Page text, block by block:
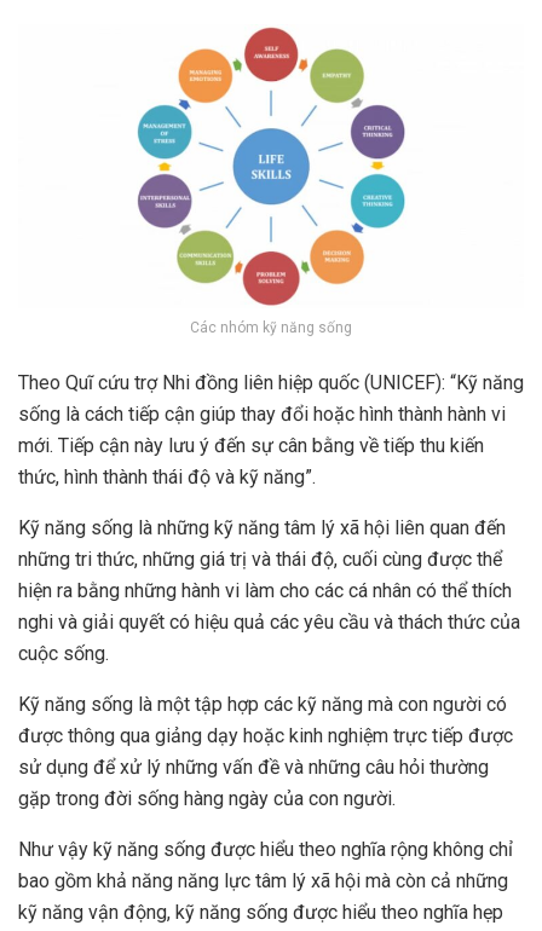
Các nhóm kỹ năng sống
Theo Quĩ cứu trợ Nhi đồng liên hiệp quốc (UNICEF): “Kỹ năng
sống là cách tiếp cận giúp thay đổi hoặc hình thành hành vi
mới. Tiếp cận này lưu ý đến sự cân bằng về tiếp thu kiến
thức, hình thành thái độ và kỹ năng”.
Kỹ năng sống là những kỹ năng tâm lý xã hội liên quan đến
những tri thức, những giá trị và thái độ, cuối cùng được thể
hiện ra bằng những hành vi làm cho các cá nhân có thể thích
nghi và giải quyết có hiệu quả các yêu cầu và thách thức của
cuộc sống.
Kỹ năng sống là một tập hợp các kỹ năng mà con người có
được thông qua giảng dạy hoặc kinh nghiệm trực tiếp được
sử dụng để xử lý những vấn đề và những câu hỏi thường
gặp trong đời sống hàng ngày của con người.
Như vậy kỹ năng sống được hiểu theo nghĩa rộng không chỉ
bao gồm khả năng năng lực tâm lý xã hội mà còn cả những
kỹ năng vận động, kỹ năng sống được hiểu theo nghĩa hẹp